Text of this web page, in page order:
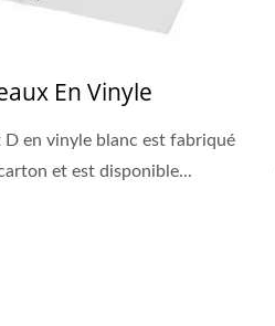
En Vinyle
D en vinyle blanc est fabriqué
et est disponible...